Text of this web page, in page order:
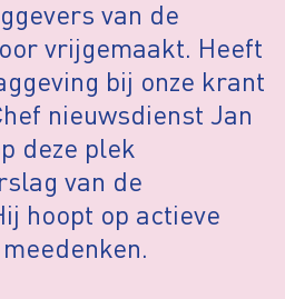
van de
vrijgemaakt. Heeft
bij onze krant
nieuwsdienst Jan
deze plek
van de
hoopt op actieve